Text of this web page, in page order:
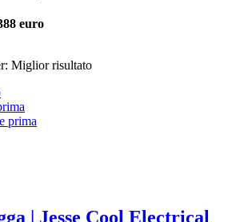
euro
Miglior risultato
prima
| Jesse Cool Electrical